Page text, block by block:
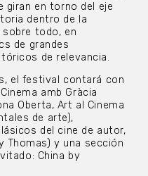
giran en torno del eje
dentro de la
sobre todo, en
de grandes
de relevancia.
el festival contará con
amb Gràcia
Oberta, Art al Cinema
de arte),
del cine de autor,
Thomas) y una sección
China by